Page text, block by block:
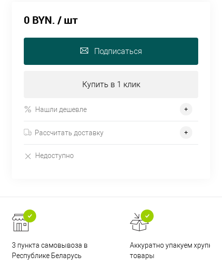
0 BYN. / шт
Подписаться
Купить в 1 клик
Нашли дешевле
Рассчитать доставку
Недоступно
3 пункта самовывоза в
Республике Беларусь
Аккуратно упакуем хрупкие
товары